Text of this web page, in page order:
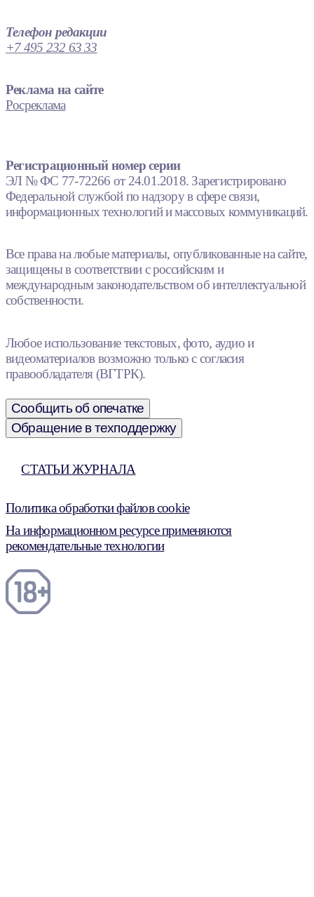
Телефон редакции
+7 495 232 63 33
Реклама на сайте
Росреклама
Регистрационный номер серии
ЭЛ № ФС 77-72266 от 24.01.2018. Зарегистрировано
Федеральной службой по надзору в сфере связи,
информационных технологий и массовых коммуникаций.
Все права на любые материалы, опубликованные на сайте,
защищены в соответствии с российским и
международным законодательством об интеллектуальной
собственности.
Любое использование текстовых, фото, аудио и
видеоматериалов возможно только с согласия
правообладателя (ВГТРК).
Сообщить об опечатке
Обращение в техподдержку
СТАТЬИ ЖУРНАЛА
Политика обработки файлов cookie
На информационном ресурсе применяются
рекомендательные технологии